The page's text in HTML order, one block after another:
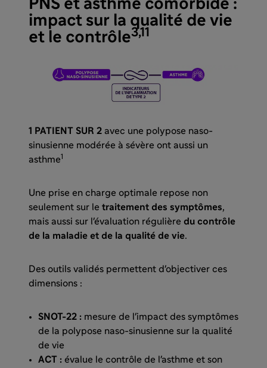
PNS et asthme comorbide :
impact sur la qualité de vie
et le contrôle3,11
1 PATIENT SUR 2 avec une polypose naso-
sinusienne modérée à sévère ont aussi un
asthme1
Une prise en charge optimale repose non
seulement sur le traitement des symptômes,
mais aussi sur l'évaluation régulière du contrôle
de la maladie et de la qualité de vie.
Des outils validés permettent d'objectiver ces
dimensions :
SNOT-22 : mesure de l'impact des symptômes
de la polypose naso-sinusienne sur la qualité
de vie
ACT : évalue le contrôle de l'asthme et son